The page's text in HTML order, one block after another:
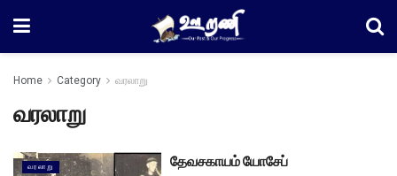
Home Category வரலாறு
வரலாறு
வரலாறு தேவசகாயம் யோசேப்